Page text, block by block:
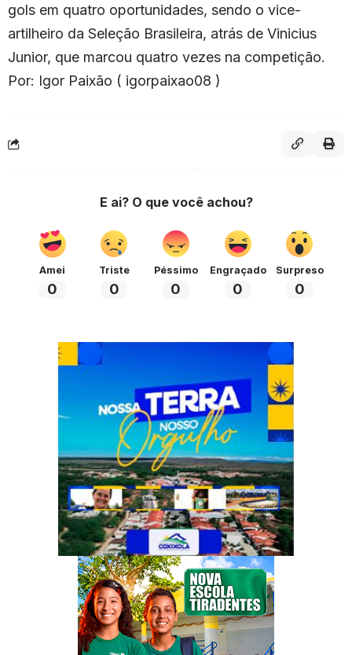
gols em quatro oportunidades, sendo o vice-
artilheiro da Seleção Brasileira, atrás de Vinicius
Junior, que marcou quatro vezes na competição.
Por: Igor Paixão ( igorpaixao08 )
E ai? O que você achou?
Amei
0
Triste
0
Péssimo
0
Engraçado
0
Surpreso
0